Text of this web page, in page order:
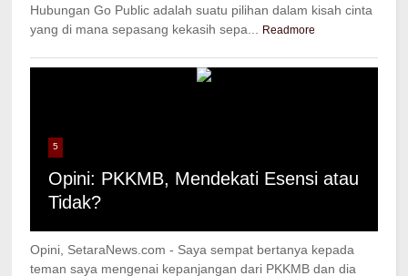
Hubungan Go Public adalah suatu pilihan dalam kisah cinta
yang di mana sepasang kekasih sepa...
Readmore
5
Opini: PKKMB, Mendekati Esensi atau
Tidak?
Opini, SetaraNews.com - Saya sempat bertanya kepada
teman saya mengenai kepanjangan dari PKKMB dan dia